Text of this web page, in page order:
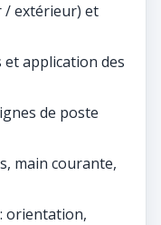
/ extérieur) et
et application des
de poste
main courante,
orientation,